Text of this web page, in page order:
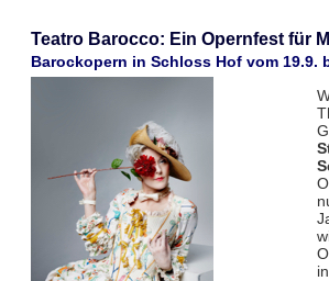
Teatro Barocco: Ein Opernfest für
Barockopern in Schloss Hof vom 19.9.
in